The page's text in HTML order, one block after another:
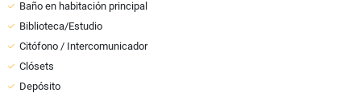
Baño en habitación principal
Biblioteca/Estudio
Citófono / Intercomunicador
Clósets
Depósito